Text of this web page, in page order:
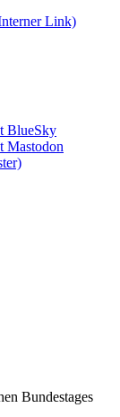
Link)
BlueSky
Mastodon
Bundestages